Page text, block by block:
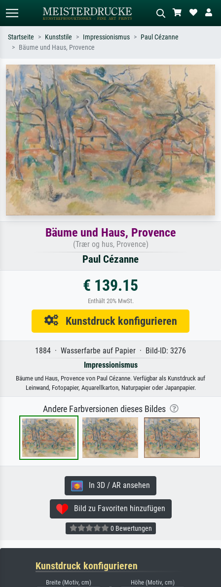
Suchen Sie nach Künstlern, Werktiteln
oder Stilen – z.B. Monet,
Sternennacht, Impressionismus, Welle
Hokusai, Akt.
Beschreiben Sie die Szene – z.B. Grüne
Wiese, Abstrakt mit viel Rot, Dunkles
Ölgemälde, Stehender Akt neben einem
Baum.
Startseite Kunststile Impressionismus
Paul Cézanne
Bäume und Haus, Provence
Bäume und Haus, Provence
(Trær og hus, Provence)
Paul Cézanne
€ 139.15
Enthält 20% MwSt.
Kunstdruck konfigurieren
1884 · Wasserfarbe auf Papier · Bild-ID: 3276
Impressionismus
Bäume und Haus, Provence von Paul Cézanne. Verfügbar als Kunstdruck auf
Leinwand, Fotopapier, Aquarellkarton, Naturpapier oder Japanpapier.
Andere Farbversionen dieses Bildes
In 3D / AR ansehen
Bild zu Favoriten hinzufügen
0 Bewertungen
Kunstdruck konfigurieren
Breite (Motiv, cm) Höhe (Motiv, cm)